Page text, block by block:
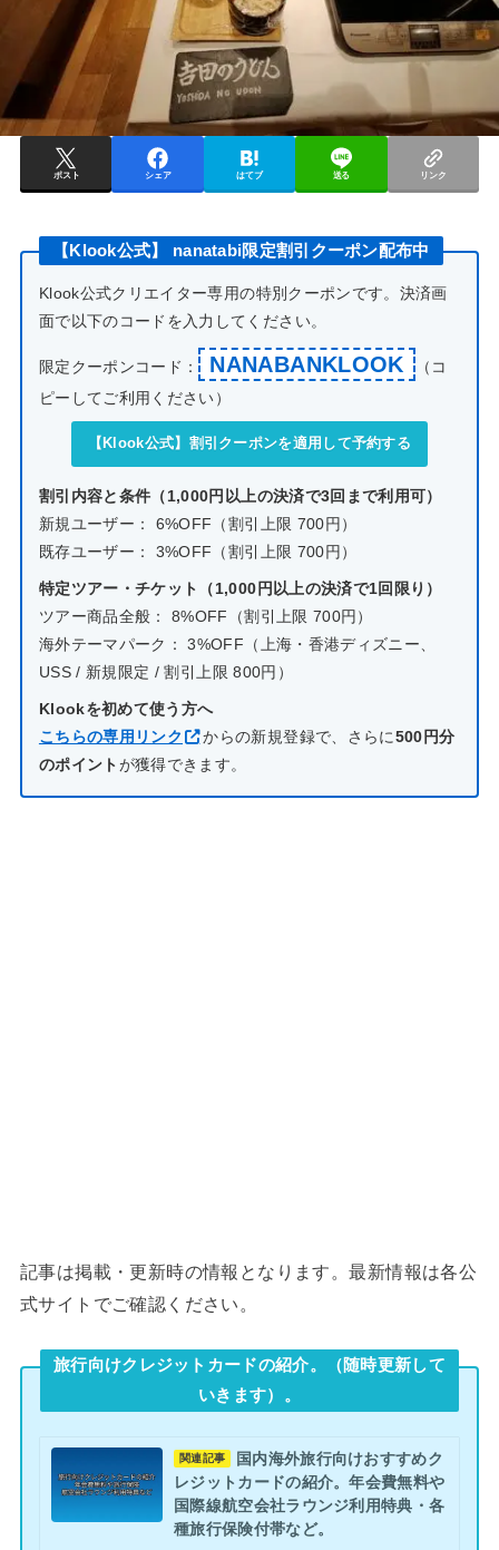
ポスト シェア はてブ 送る リンク
【Klook公式】 nanatabi限定割引クーポン配布中
Klook公式クリエイター専用の特別クーポンです。決済画
面で以下のコードを入力してください。
限定クーポンコード： NANABANKLOOK
（コ
ピーしてご利用ください）
【Klook公式】割引クーポンを適用して予約する
割引内容と条件（1,000円以上の決済で3回まで利用可）
新規ユーザー： 6%OFF（割引上限 700円）
既存ユーザー： 3%OFF（割引上限 700円）
特定ツアー・チケット（1,000円以上の決済で1回限り）
ツアー商品全般： 8%OFF（割引上限 700円）
海外テーマパーク： 3%OFF（上海・香港ディズニー、
USS / 新規限定 / 割引上限 800円）
Klookを初めて使う方へ
こちらの専用リンク
からの新規登録で、さらに500円分
のポイントが獲得できます。
記事は掲載・更新時の情報となります。最新情報は各公
式サイトでご確認ください。
旅行向けクレジットカードの紹介。（随時更新して
いきます）。
関連記事
国内海外旅行向けおすすめク
レジットカードの紹介。年会費無料や
国際線航空会社ラウンジ利用特典・各
種旅行保険付帯など。